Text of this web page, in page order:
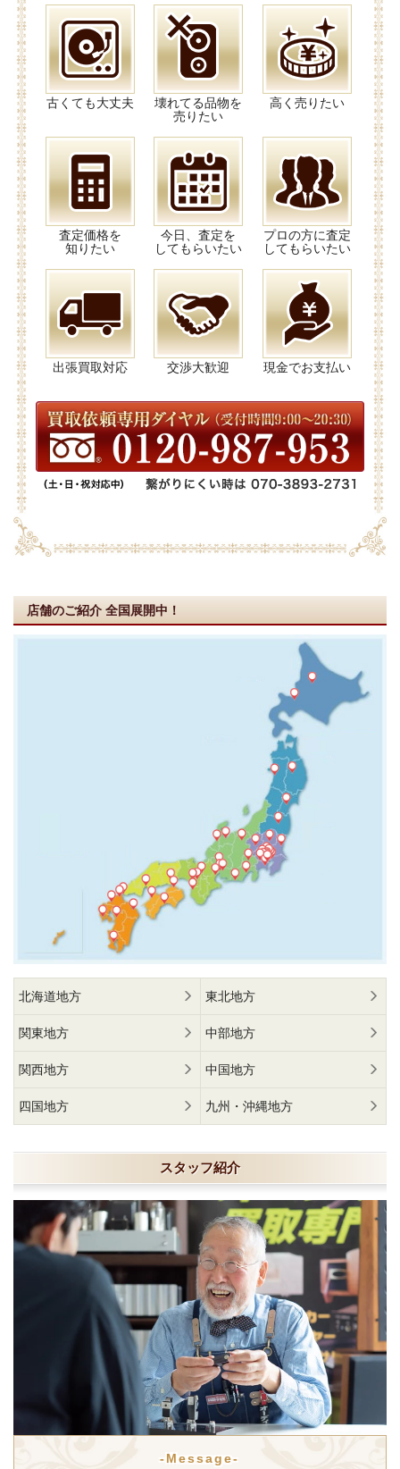
古くても大丈夫
壊れてる品物を
売りたい
高く売りたい
査定価格を
知りたい
今日、査定を
してもらいたい
プロの方に査定
してもらいたい
出張買取対応 交渉大歓迎 現金でお支払い
店舗のご紹介 全国展開中！
北海道地方 東北地方
関東地方 中部地方
関西地方 中国地方
四国地方 九州・沖縄地方
スタッフ紹介
-Message-